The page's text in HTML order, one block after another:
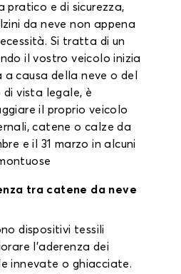
pratico e di sicurezza,
da neve non appena
Si tratta di un
il vostro veicolo inizia
causa della neve o del
vista legale, è
il proprio veicolo
catene o calze da
e il 31 marzo in alcuni
tra catene da neve
dispositivi tessili
l'aderenza dei
innevate o ghiacciate.